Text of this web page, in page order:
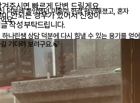
주시면 빠르게 답변 드릴게요.
안되는 경우가 있어서 신청이
작성 부탁드립니다.
덕분에 불안했던 마음이 한결 편안해졌고, 혼자
요.
나린쌤 상담 덕분에 다시 힘낼 수 있는 용기를 얻어
기다려 보려구요.🍃